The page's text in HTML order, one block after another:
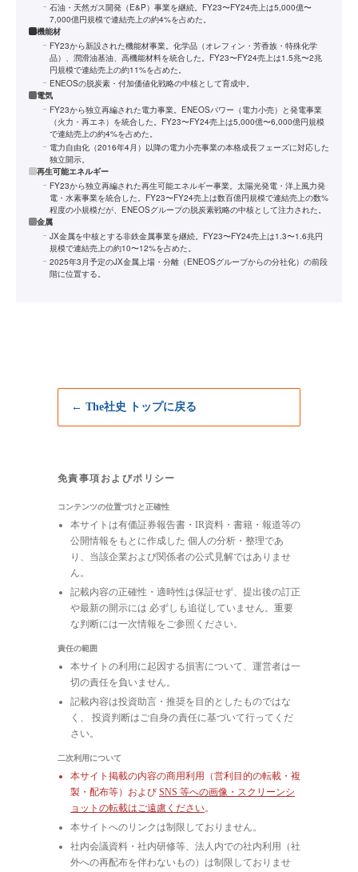
石油・天然ガス開発（E&P）事業を継続。FY23〜FY24売上は5,000億〜
7,000億円規模で連結売上の約4%を占めた。
機能材
FY23から新設された機能材事業。化学品（オレフィン・芳香族・特殊化学
品）、潤滑油基油、高機能材料を統合した。FY23〜FY24売上は1.5兆〜2兆
円規模で連結売上の約11%を占めた。
ENEOSの脱炭素・付加価値化戦略の中核として育成中。
電気
FY23から独立再編された電力事業。ENEOSパワー（電力小売）と発電事業
（火力・再エネ）を統合した。FY23〜FY24売上は5,000億〜6,000億円規模
で連結売上の約4%を占めた。
電力自由化（2016年4月）以降の電力小売事業の本格成長フェーズに対応した
独立開示。
再生可能エネルギー
FY23から独立再編された再生可能エネルギー事業。太陽光発電・洋上風力発
電・水素事業を統合した。FY23〜FY24売上は数百億円規模で連結売上の数%
程度の小規模だが、ENEOSグループの脱炭素戦略の中核として注力された。
金属
JX金属を中核とする非鉄金属事業を継続。FY23〜FY24売上は1.3〜1.6兆円
規模で連結売上の約10〜12%を占めた。
2025年3月予定のJX金属上場・分離（ENEOSグループからの分社化）の前段
階に位置する。
← The社史 トップに戻る
免責事項およびポリシー
コンテンツの位置づけと正確性
本サイトは有価証券報告書・IR資料・書籍・報道等の
公開情報をもとに作成した 個人の分析・整理であ
り、当該企業および関係者の公式見解ではありませ
ん。
記載内容の正確性・適時性は保証せず、提出後の訂正
や最新の開示には 必ずしも追従していません。重要
な判断には一次情報をご参照ください。
責任の範囲
本サイトの利用に起因する損害について、運営者は一
切の責任を負いません。
記載内容は投資助言・推奨を目的としたものではな
く、 投資判断はご自身の責任に基づいて行ってくだ
さい。
二次利用について
本サイト掲載の内容の商用利用（営利目的の転載・複
製・配布等）および SNS 等への画像・スクリーンシ
ョットの転載はご遠慮ください。
本サイトへのリンクは制限しておりません。
社内会議資料・社内研修等、法人内での社内利用（社
外への再配布を伴わないもの）は制限しておりませ